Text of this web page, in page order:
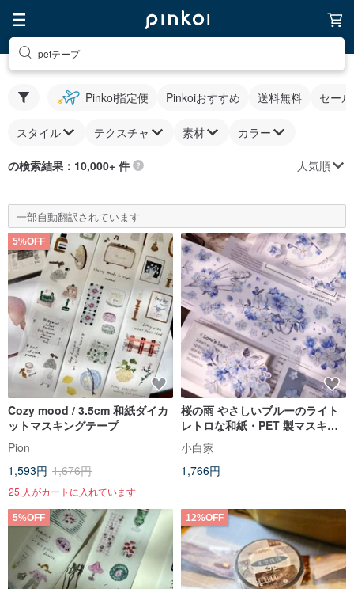
petテープ
Pinkoi指定便 Pinkoiおすすめ 送料無料 セー
スタイル テクスチャ 素材 カラー
の検索結果：10,000+ 件 人気順
一部自動翻訳されています
5%OFF
Cozy mood / 3.5cm 和紙ダイカ
ットマスキングテープ
Pion
1,593円 1,676円
25 人がカートに入れています
桜の雨 やさしいブルーのライト
レトロな和紙・PET 製マスキン
グテープ 貝殻光沢・型抜き加工
小白家
1,766円
5%OFF 12%OFF